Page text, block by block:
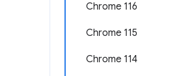
Chrome 116
Chrome 115
Chrome 114